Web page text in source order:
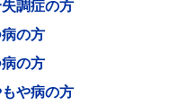
調症の方
の方
の方
や病の方